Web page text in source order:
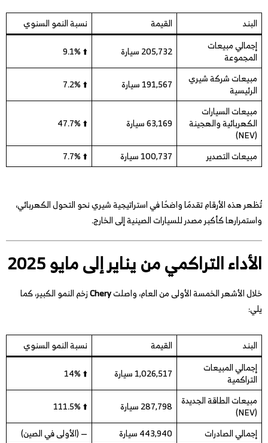
البند القيمة
نسبة النمو السنوي
إجمالي مبيعات
المجموعة
205,732 سيارة
⬆️ 9.1%
مبيعات شركة شيري
الرئيسية
191,567 سيارة
⬆️ 7.2%
مبيعات السيارات
الكهربائية والهجينة
(NEV)
63,169 سيارة ⬆️ 47.7%
مبيعات التصدير 100,737 سيارة ⬆️ 7.7%
تُظهر هذه الأرقام تقدمًا واضحًا في استراتيجية شيري نحو التحول الكهربائي،
واستمرارها كأكبر مصدر للسيارات الصينية إلى الخارج.
الأداء التراكمي من يناير إلى مايو 2025
خلال الأشهر الخمسة الأولى من العام، واصلتCheryزخم النمو الكبير، كما
يلي:
البند القيمة
نسبة النمو السنوي
إجمالي المبيعات
التراكمية
1,026,517 سيارة
⬆️ 14%
مبيعات الطاقة الجديدة
(NEV)
287,798 سيارة
⬆️ 111.5%
إجمالي الصادرات
443,940 سيارة — (الأولى في الصين)